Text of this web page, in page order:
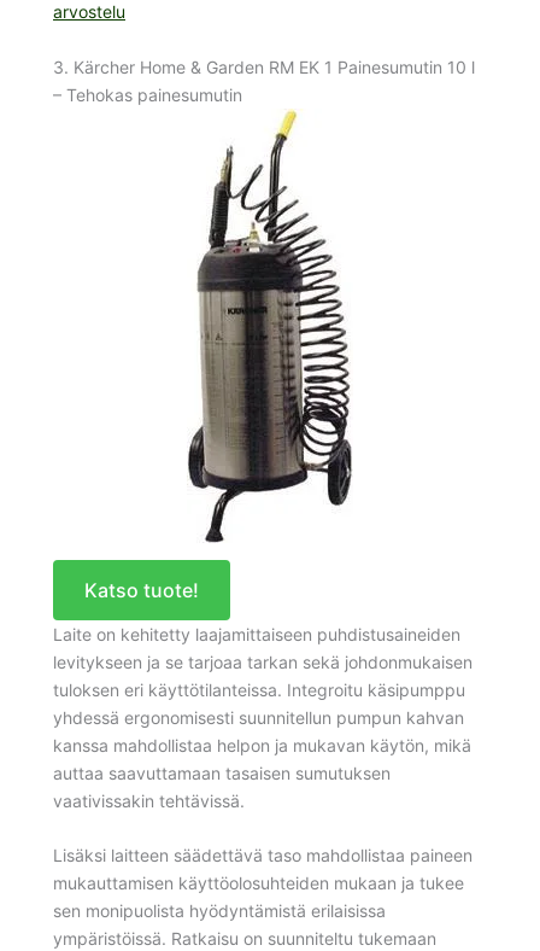
arvostelu
3. Kärcher Home & Garden RM EK 1 Painesumutin 10 l
– Tehokas painesumutin
Katso tuote!
Laite on kehitetty laajamittaiseen puhdistusaineiden
levitykseen ja se tarjoaa tarkan sekä johdonmukaisen
tuloksen eri käyttötilanteissa. Integroitu käsipumppu
yhdessä ergonomisesti suunnitellun pumpun kahvan
kanssa mahdollistaa helpon ja mukavan käytön, mikä
auttaa saavuttamaan tasaisen sumutuksen
vaativissakin tehtävissä.
Lisäksi laitteen säädettävä taso mahdollistaa paineen
mukauttamisen käyttöolosuhteiden mukaan ja tukee
sen monipuolista hyödyntämistä erilaisissa
ympäristöissä. Ratkaisu on suunniteltu tukemaan